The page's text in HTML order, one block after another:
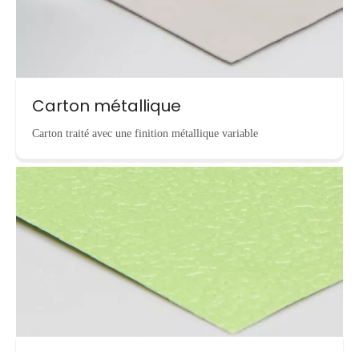
Carton métallique
Carton traité avec une finition métallique variable